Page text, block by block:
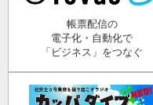
帳票配信の
電子化・自動化で
「ビジネス」をつなぐ